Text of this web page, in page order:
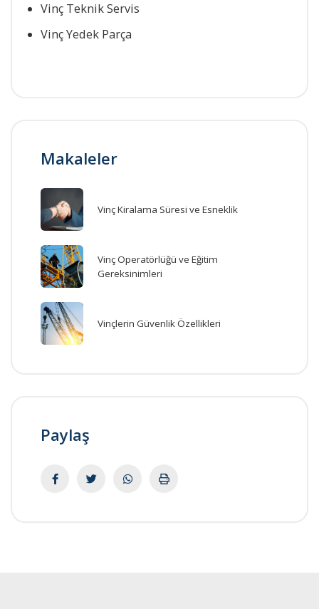
Vinç Teknik Servis
Vinç Yedek Parça
Makaleler
Vinç Kiralama Süresi ve Esneklik
Vinç Operatörlüğü ve Eğitim
Gereksinimleri
Vinçlerin Güvenlik Özellikleri
Paylaş